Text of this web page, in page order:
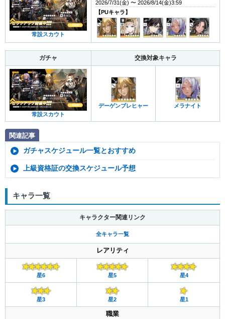
常設スカウト
2026/7/31(金) 〜 2026/8/14(金)3:59
【PUキャラ】
ガチャ 交換対象キャラ
常設スカウト
デーゲンブレヒャー メラナイト
関連記事
ガチャスケジュール一覧とおすすめ
上級資格証の交換スケジュール予想
キャラ一覧
キャラクター関連リンク
全キャラ一覧
レアリティ
星6 星5 星4
星3 星2 星1
職業